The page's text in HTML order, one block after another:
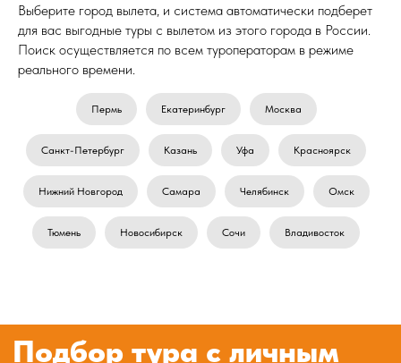
Выберите город вылета, и система автоматически подберет
для вас выгодные туры с вылетом из этого города в России.
Поиск осуществляется по всем туроператорам в режиме
реального времени.
Пермь Екатеринбург Москва
Санкт-Петербург Казань Уфа Красноярск
Нижний Новгород Самара Челябинск Омск
Тюмень Новосибирск Сочи Владивосток